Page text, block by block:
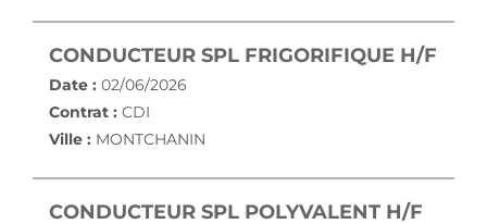
CONDUCTEUR SPL FRIGORIFIQUE H/F
Date : 02/06/2026
Contrat : CDI
Ville : MONTCHANIN
CONDUCTEUR SPL POLYVALENT H/F